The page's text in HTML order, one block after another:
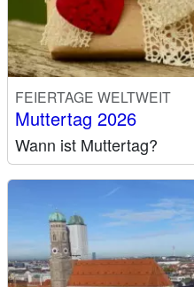
FEIERTAGE WELTWEIT
Muttertag 2026
Wann ist Muttertag?